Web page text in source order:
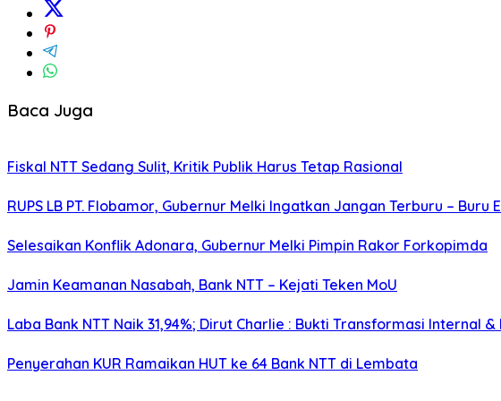
Baca Juga
Fiskal NTT Sedang Sulit, Kritik Publik Harus Tetap Rasional
RUPS LB PT. Flobamor, Gubernur Melki Ingatkan Jangan Terburu – Buru
Selesaikan Konflik Adonara, Gubernur Melki Pimpin Rakor Forkopimda
Jamin Keamanan Nasabah, Bank NTT – Kejati Teken MoU
Laba Bank NTT Naik 31,94%; Dirut Charlie : Bukti Transformasi Internal &
Penyerahan KUR Ramaikan HUT ke 64 Bank NTT di Lembata